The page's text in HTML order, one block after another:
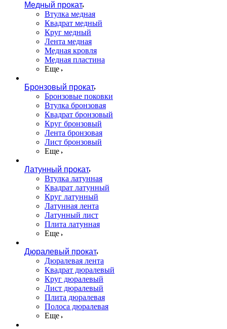
Медный прокат
Втулка медная
Квадрат медный
Круг медный
Лента медная
Медная кровля
Медная пластина
Еще
Бронзовый прокат
Бронзовые поковки
Втулка бронзовая
Квадрат бронзовый
Круг бронзовый
Лента бронзовая
Лист бронзовый
Еще
Латунный прокат
Втулка латунная
Квадрат латунный
Круг латунный
Латунная лента
Латунный лист
Плита латунная
Еще
Дюралевый прокат
Дюралевая лента
Квадрат дюралевый
Круг дюралевый
Лист дюралевый
Плита дюралевая
Полоса дюралевая
Еще